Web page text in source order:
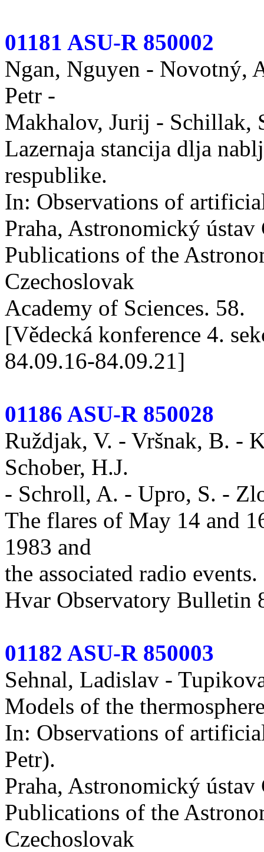
01181 ASU-R 850002
Ngan, Nguyen - Novotný,
Petr -
Makhalov, Jurij - Schillak,
Lazernaja stancija dlja
respublike.
In: Observations of
Praha, Astronomický
Publications of the
Czechoslovak
Academy of Sciences. 58.
[Vědecká konference 4.
84.09.16-84.09.21]
01186 ASU-R 850028
Ruždjak, V. - Vršnak, B. -
Schober, H.J.
- Schroll, A. - Upro, S. -
The flares of May 14 and
1983 and
the associated radio events.
Hvar Observatory Bulletin
01182 ASU-R 850003
Sehnal, Ladislav -
Models of the
In: Observations of
Petr).
Praha, Astronomický
Publications of the
Czechoslovak